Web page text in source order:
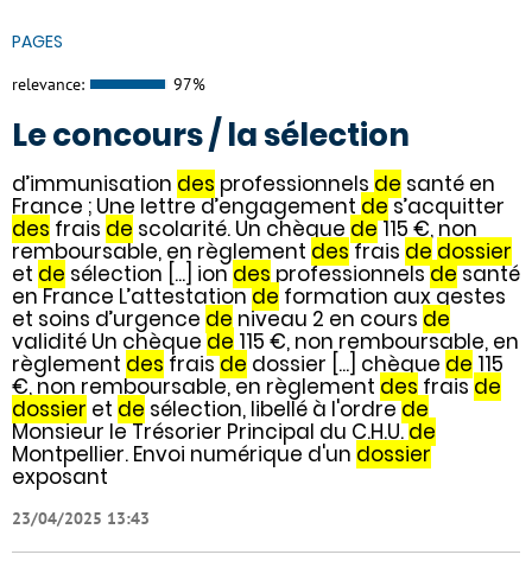
PAGES
relevance: 97%
Le concours / la sélection
d’immunisation des professionnels de santé en
France ; Une lettre d’engagement des’acquitter
des frais de scolarité. Un chèque de115 €, non
remboursable, en règlement desfrais de dossier
et de sélection [...] iondes professionnelsdesanté
en France L’attestationde formation aux gestes
et soins d’urgence de niveau 2 en cours de
validité Un chèquede 115 €, non remboursable, en
règlement des fraisde dossier [...] chèque de 115
€, non remboursable, en règlement des fraisde
dossier et de sélection, libellé à l'ordrede
Monsieur le Trésorier Principal du C.H.U.de
Montpellier. Envoi numérique d'un dossier
exposant
23/04/2025 13:43